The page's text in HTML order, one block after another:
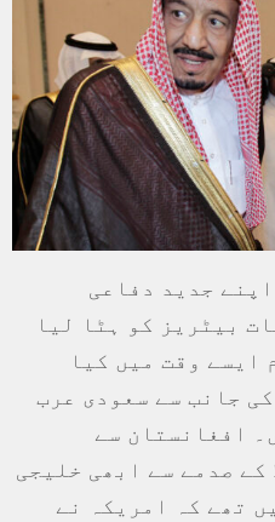
جدید دفاعی
بیٹریز کو ہٹا لیا
ایسے وقت میں کیا
جانب سے سعودی عرب
افغانستان سے
کے صدمے سے ابھی خلیجی
تھے کہ امریکہ نے